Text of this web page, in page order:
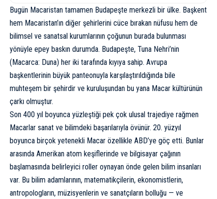
Bugün Macaristan tamamen Budapeşte merkezli bir ülke. Başkent
hem Macaristan’ın diğer şehirlerini cüce bırakan nüfusu hem de
bilimsel ve sanatsal kurumlarının çoğunun burada bulunması
yönüyle epey baskın durumda. Budapeşte, Tuna Nehri’nin
(Macarca: Duna) her iki tarafında kıyıya sahip. Avrupa
başkentlerinin büyük panteonuyla karşılaştırıldığında bile
muhteşem bir şehirdir ve kuruluşundan bu yana Macar kültürünün
çarkı olmuştur.
Son 400 yıl boyunca yüzleştiği pek çok ulusal trajediye rağmen
Macarlar sanat ve bilimdeki başarılarıyla övünür. 20. yüzyıl
boyunca birçok yetenekli Macar özellikle ABD’ye göç etti. Bunlar
arasında Amerikan atom keşiflerinde ve bilgisayar çağının
başlamasında belirleyici roller oynayan önde gelen bilim insanları
var. Bu bilim adamlarının, matematikçilerin, ekonomistlerin,
antropologların, müzisyenlerin ve sanatçıların bolluğu — ve